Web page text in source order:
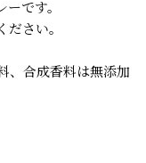
です。
さい。
、合成香料は無添加